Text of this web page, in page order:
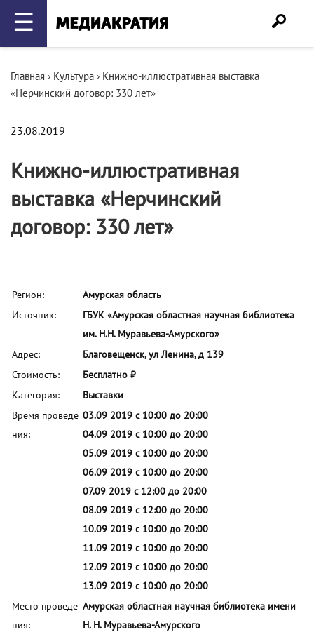
☰
Главная › Культура › Книжно-иллюстративная выставка
«Нерчинский договор: 330 лет»
23.08.2019
Книжно-иллюстративная
выставка «Нерчинский
договор: 330 лет»
Регион:
Амурская область
Источник:
ГБУК «Амурская областная научная библиотека
им. Н.Н. Муравьева-Амурского»
Адрес:
Благовещенск, ул Ленина, д 139
Стоимость:
Бесплатно ₽
Категория:
Выставки
Время проведе
ния:
03.09 2019 с 10:00 до 20:00
04.09 2019 с 10:00 до 20:00
05.09 2019 с 10:00 до 20:00
06.09 2019 с 10:00 до 20:00
07.09 2019 с 12:00 до 20:00
08.09 2019 с 12:00 до 20:00
10.09 2019 с 10:00 до 20:00
11.09 2019 с 10:00 до 20:00
12.09 2019 с 10:00 до 20:00
13.09 2019 с 10:00 до 20:00
Место проведе
ния:
Амурская областная научная библиотека имени
Н. Н. Муравьева-Амурского